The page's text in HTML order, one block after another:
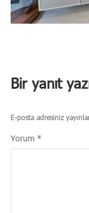
Bir yanıt
E-posta adresiniz
Yorum *